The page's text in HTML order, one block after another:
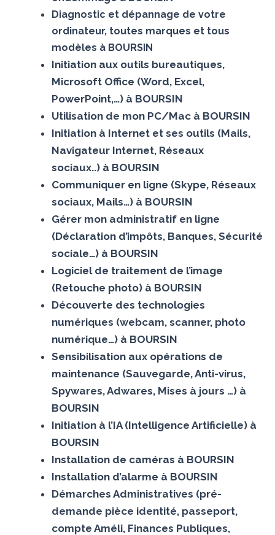
Diagnostic et dépannage de votre
ordinateur, toutes marques et tous
modèles à BOURSIN
Initiation aux outils bureautiques,
Microsoft Office (Word, Excel,
PowerPoint,…) à BOURSIN
Utilisation de mon PC/Mac à BOURSIN
Initiation à Internet et ses outils (Mails,
Navigateur Internet, Réseaux
sociaux..) à BOURSIN
Communiquer en ligne (Skype, Réseaux
sociaux, Mails…) à BOURSIN
Gérer mon administratif en ligne
(Déclaration d’impôts, Banques, Sécurité
sociale…) à BOURSIN
Logiciel de traitement de l’image
(Retouche photo) à BOURSIN
Découverte des technologies
numériques (webcam, scanner, photo
numérique…) à BOURSIN
Sensibilisation aux opérations de
maintenance (Sauvegarde, Anti-virus,
Spywares, Adwares, Mises à jours …) à
BOURSIN
Initiation à l’IA (Intelligence Artificielle) à
BOURSIN
Installation de caméras à BOURSIN
Installation d’alarme à BOURSIN
Démarches Administratives (pré-
demande pièce identité, passeport,
compte Améli, Finances Publiques,